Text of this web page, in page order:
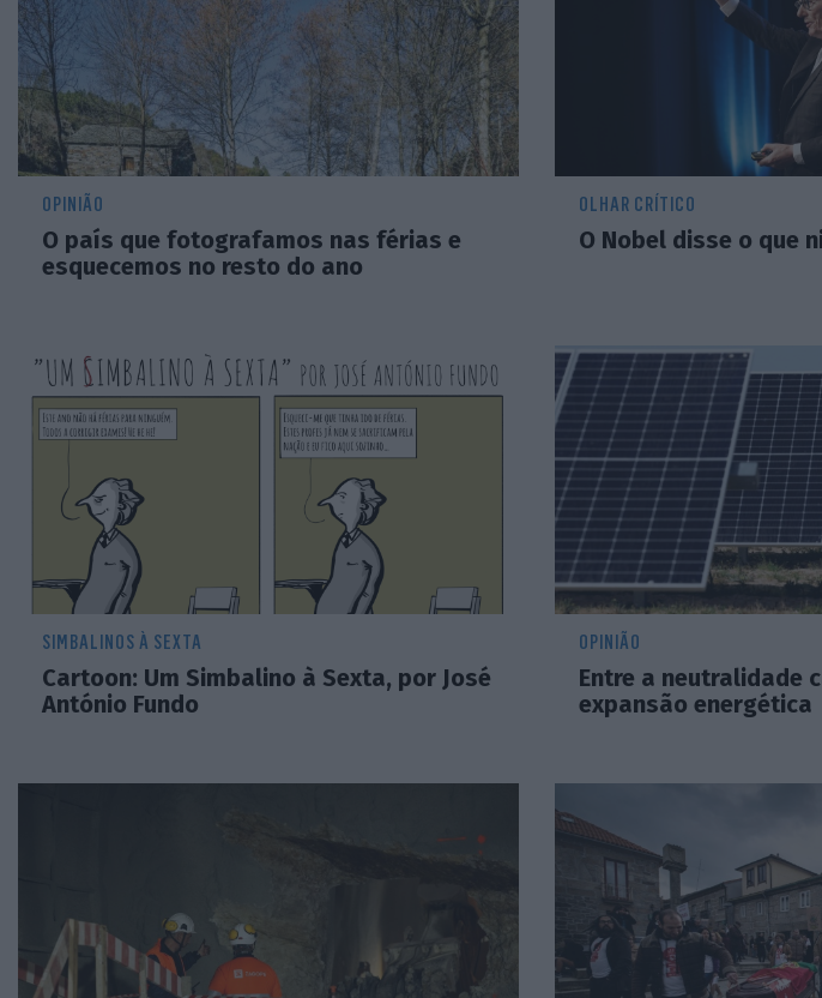
OPINIÃO
O país que fotografamos nas férias e
esquecemos no resto do ano
OLHAR CRÍTICO
O Nobel disse o que
SIMBALINOS À SEXTA
Cartoon: Um Simbalino à Sexta, por José
António Fundo
OPINIÃO
Entre a neutralidade
expansão energética